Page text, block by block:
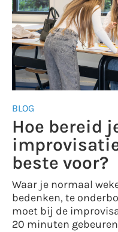
BLOG
Hoe bereid
beste voor?
Waar je normaal
bedenken, te
moet bij de
20 minuten